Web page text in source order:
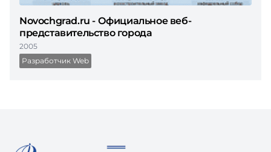
Novochgrad.ru - Официальное веб-
представительство города
2005
Разработчик Web